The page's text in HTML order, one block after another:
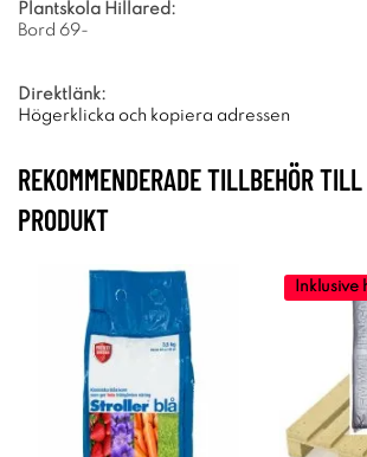
Plantskola Hillared:
Bord 69-
Direktlänk:
Högerklicka och kopiera adressen
REKOMMENDERADE TILLBEHÖR
PRODUKT
Inklusive